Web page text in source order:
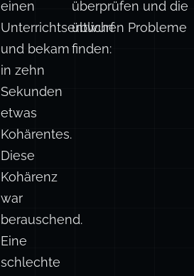
einen
Unterrichtsentwurf
und bekam
in zehn
Sekunden
etwas
Kohärentes.
Diese
Kohärenz
war
berauschend.
Eine
schlechte
überprüfen und die
üblichen Probleme
finden: